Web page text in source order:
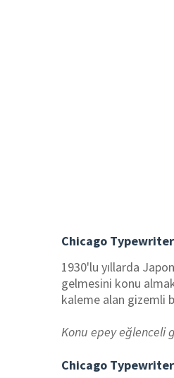
Chicago
1930'lu yıllarda
gelmesini konu
kaleme alan gizemli
Konu epey eğlenceli
Chicago